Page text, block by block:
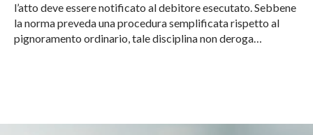
l’atto deve essere notificato al debitore esecutato. Sebbene
la norma preveda una procedura semplificata rispetto al
pignoramento ordinario, tale disciplina non deroga…